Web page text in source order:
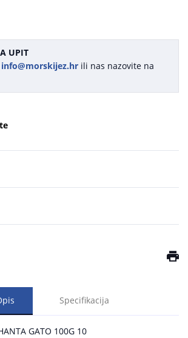
UPIT
info@morskijez.hr ili nas nazovite na
Specifikacija
GATO 100G 10